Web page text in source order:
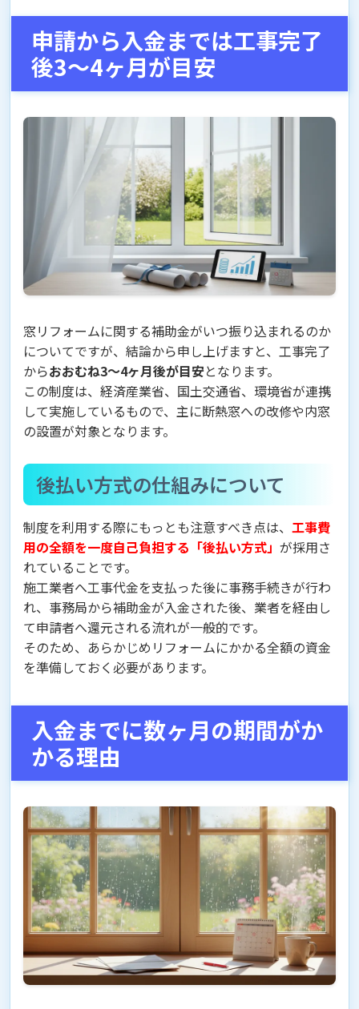
申請から入金までは工事完了
後3〜4ヶ月が目安
窓リフォームに関する補助金がいつ振り込まれるのか
についてですが、結論から申し上げますと、工事完了
からおおむね3〜4ヶ月後が目安となります。
この制度は、経済産業省、国土交通省、環境省が連携
して実施しているもので、主に断熱窓への改修や内窓
の設置が対象となります。
後払い方式の仕組みについて
制度を利用する際にもっとも注意すべき点は、 工事費
用の全額を一度自己負担する「後払い方式」 が採用さ
れていることです。
施工業者へ工事代金を支払った後に事務手続きが行わ
れ、事務局から補助金が入金された後、業者を経由し
て申請者へ還元される流れが一般的です。
そのため、あらかじめリフォームにかかる全額の資金
を準備しておく必要があります。
入金までに数ヶ月の期間がか
かる理由